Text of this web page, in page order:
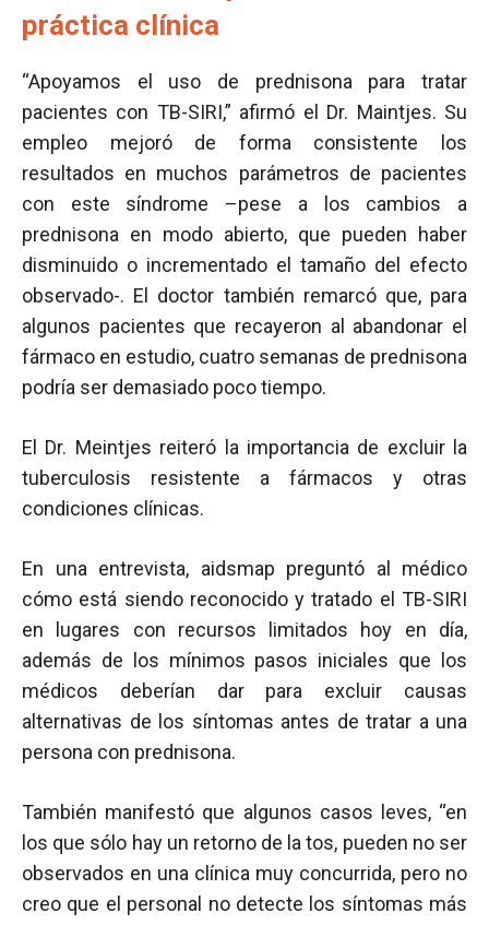
práctica clínica
“Apoyamos el uso de prednisona para tratar
pacientes con TB-SIRI,” afirmó el Dr. Maintjes. Su
empleo mejoró de forma consistente los
resultados en muchos parámetros de pacientes
con este síndrome –pese a los cambios a
prednisona en modo abierto, que pueden haber
disminuido o incrementado el tamaño del efecto
observado-. El doctor también remarcó que, para
algunos pacientes que recayeron al abandonar el
fármaco en estudio, cuatro semanas de prednisona
podría ser demasiado poco tiempo.
El Dr. Meintjes reiteró la importancia de excluir la
tuberculosis resistente a fármacos y otras
condiciones clínicas.
En una entrevista, aidsmap preguntó al médico
cómo está siendo reconocido y tratado el TB-SIRI
en lugares con recursos limitados hoy en día,
además de los mínimos pasos iniciales que los
médicos deberían dar para excluir causas
alternativas de los síntomas antes de tratar a una
persona con prednisona.
También manifestó que algunos casos leves, “en
los que sólo hay un retorno de la tos, pueden no ser
observados en una clínica muy concurrida, pero no
creo que el personal no detecte los síntomas más